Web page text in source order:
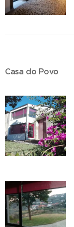
Casa do Povo